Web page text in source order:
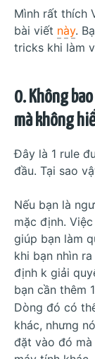
Mình rất thích
bài viết này.
tricks khi làm
0. Không
mà không
Đây là 1 rule
đầu. Tại sao
Nếu bạn là
mặc định.
giúp bạn làm
khi bạn nhìn
định k giải
bạn cần thêm
Dòng đó có
khác, nhưng nó
đặt vào đó mà